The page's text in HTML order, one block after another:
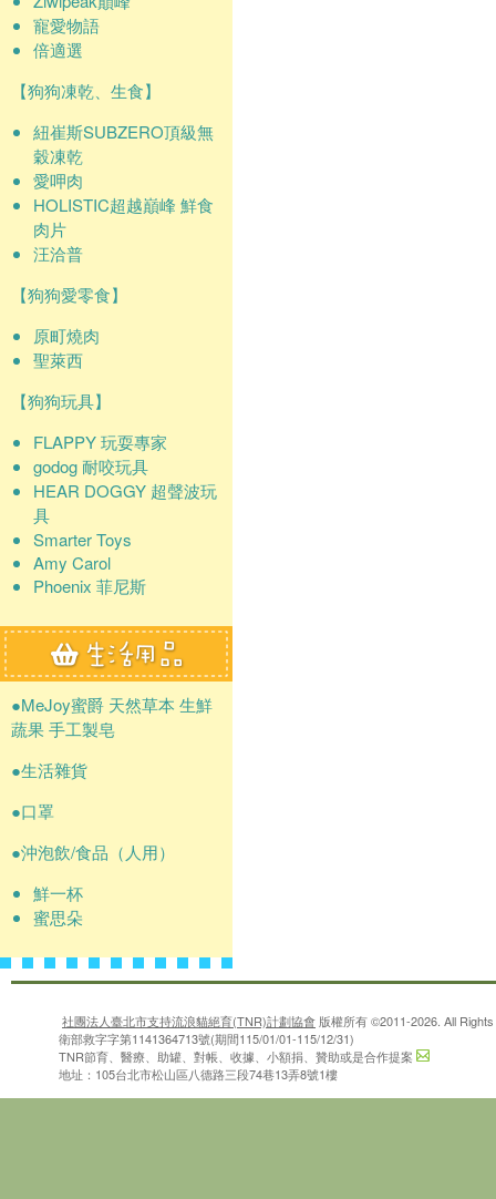
寵愛物語
倍適選
【狗狗凍乾、生食】
紐崔斯SUBZERO頂級無
穀凍乾
愛呷肉
HOLISTIC超越巔峰 鮮食
肉片
汪洽普
【狗狗愛零食】
原町燒肉
聖萊西
【狗狗玩具】
FLAPPY 玩耍專家
godog 耐咬玩具
HEAR DOGGY 超聲波玩
具
Smarter Toys
Amy Carol
Phoenix 菲尼斯
●MeJoy蜜爵 天然草本 生鮮
蔬果 手工製皂
●生活雜貨
●口罩
●沖泡飲/食品（人用）
鮮一杯
蜜思朵
社團法人臺北市支持流浪貓絕育(TNR)計劃協會 版權所有 ©2011-2026. All
衛部救字字第1141364713號(期間115/01/01-115/12/31)
TNR節育、醫療、助罐、對帳、收據、小額捐、贊助或是合作提案
地址：105台北市松山區八德路三段74巷13弄8號1樓